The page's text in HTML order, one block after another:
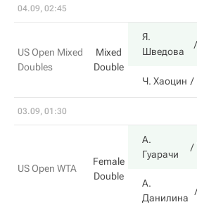
04.09, 02:45
US Open Mixed
Doubles
Mixed
Double
Я.
Шведова
Ч. Хаоцин
03.09, 01:30
US Open WTA
Female
Double
А.
Гуарачи
А.
Данилина